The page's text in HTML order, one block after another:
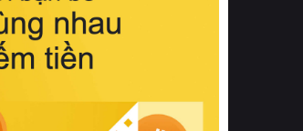
cột sống.
Bên cạnh đó, việc lựa chọn các dòng
sản phẩm đạt chuẩn chất lượng quốc
tế còn giúp ngăn ngừa tình trạng kích
khuẩn và nấm mốc trong điều kiện
thời tiết nóng ẩm. Bạn có thể tìm hiểu